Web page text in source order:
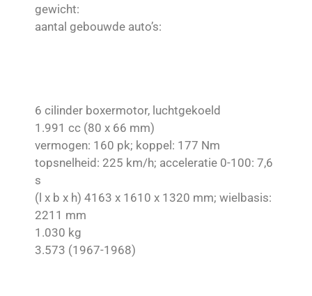
gewicht:
aantal gebouwde auto’s:
6 cilinder boxermotor, luchtgekoeld
1.991 cc (80 x 66 mm)
vermogen: 160 pk; koppel: 177 Nm
topsnelheid: 225 km/h; acceleratie 0-100: 7,6
s
(l x b x h) 4163 x 1610 x 1320 mm; wielbasis:
2211 mm
1.030 kg
3.573 (1967-1968)